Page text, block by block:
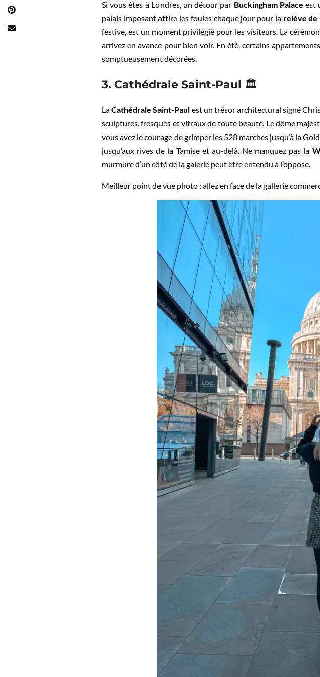
Si vous êtes à Londres, un détour par Buckingham Palace est
palais imposant attire les foules chaque jour pour la relève de
festive, est un moment privilégié pour les visiteurs. La
arrivez en avance pour bien voir. En été, certains
somptueusement décorées.
3. Cathédrale Saint-Paul 🏛️
LaCathédrale Saint-Paul est un trésor architectural signé
sculptures, fresques et vitraux de toute beauté. Le dôme
vous avez le courage de grimper les 528 marches jusqu’à la
jusqu’aux rives de la Tamise et au-delà. Ne manquez pas la
murmure d’un côté de la galerie peut être entendu à l’opposé.
Meilleur point de vue photo : allez en face de la gallerie